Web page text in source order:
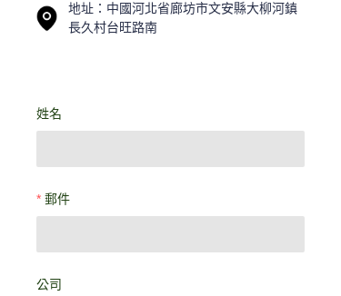
姓名
郵件
公司
地址：中國河北省廊坊市文安縣大柳河鎮
長久村台旺路南